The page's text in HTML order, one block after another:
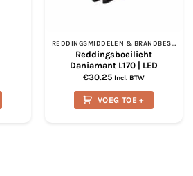
REDDINGSMIDDELEN & BRANDBESTRIJDING
Reddingsboeilicht
Daniamant L170 | LED
€30.25 Incl. BTW
VOEG TOE +